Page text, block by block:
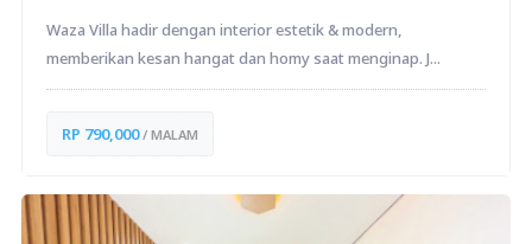
Waza Villa hadir dengan interior estetik & modern,
memberikan kesan hangat dan homy saat menginap. J...
RP 790,000/ MALAM